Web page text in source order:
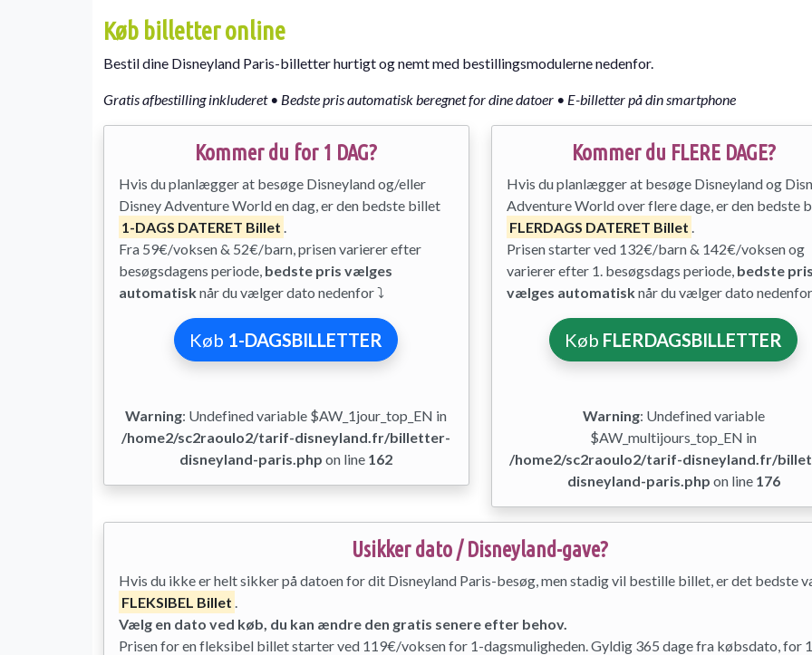
Køb billetter online
Bestil dine Disneyland Paris-billetter hurtigt og nemt med bestillingsmodulerne nedenfor.
Gratis afbestilling inkluderet • Bedste pris automatisk beregnet for dine datoer • E-billetter på din smartphone
Kommer du for 1 DAG?
Hvis du planlægger at besøge Disneyland og/eller
Disney Adventure World en dag, er den bedste billet
1-DAGS DATERET Billet .
Fra 59€/voksen & 52€/barn, prisen varierer efter
besøgsdagens periode, bedste pris vælges
automatisknår du vælger dato nedenfor ⤵
Køb 1-DAGSBILLETTER
Warning: Undefined variable $AW_1jour_top_EN in
/home2/sc2raoulo2/tarif-disneyland.fr/billetter-
disneyland-paris.php on line 162
Kommer du FLERE DAGE?
Hvis du planlægger at besøge Disneyland og
Adventure World over flere dage, er den bedste
FLERDAGS DATERET Billet .
Prisen starter ved 132€/barn & 142€/voksen og
varierer efter 1. besøgsdags periode, bedste pris
vælges automatisknår du vælger dato
Køb FLERDAGSBILLETTER
Warning: Undefined variable
$AW_multijours_top_EN in
/home2/sc2raoulo2/tarif-disneyland.fr/
disneyland-paris.php on line 176
Usikker dato / Disneyland-gave?
Hvis du ikke er helt sikker på datoen for dit Disneyland Paris-besøg, men stadig vil bestille billet, er det bedste
FLEKSIBEL Billet .
Vælg en dato ved køb, du kan ændre den gratis senere efter behov.
Prisen for en fleksibel billet starter ved 119€/voksen for 1-dagsmuligheden. Gyldig 365 dage fra købsdato, for 1